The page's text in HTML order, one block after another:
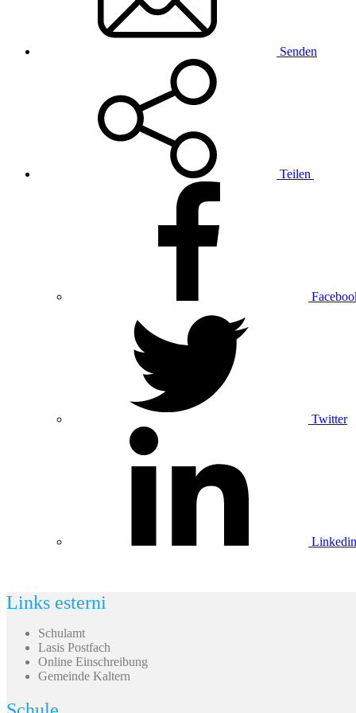
Senden
Teilen
Twitter
Linkedin
Links esterni
Schulamt
Lasis Postfach
Online Einschreibung
Gemeinde Kaltern